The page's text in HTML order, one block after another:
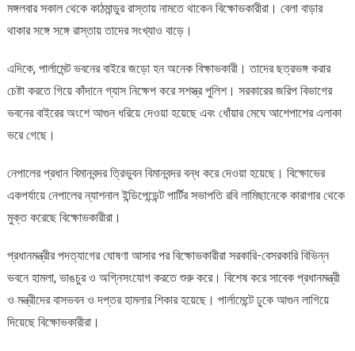
মঙ্গলবার সকাল থেকে কাঠমান্ডুর রাস্তায় নামতে থাকেন বিক্ষোভকারীরা। বেলা বাড়ার
থাকার সঙ্গে সঙ্গে রাস্তায় তাদের সংখ্যাও বাড়ে।
এদিকে, পার্লামেন্ট ভবনের বাইরে জড়ো হন অনেক বিক্ষাভকারী। তাদের ছত্রভঙ্গ করার
চেষ্টা করতে গিয়ে কাঁদানে গ্যাস নিক্ষেপ করে সশস্ত্র পুলিশ। সরকারের জরিপ বিভাগের
ভবনের বাইরের অংশে আগুন ধরিয়ে দেওয়া হয়েছে এবং ধোঁয়ার মেঘে আশেপাশের এলাকা
ভরে গেছে।
নেপালের প্রধান বিমানবন্দর ত্রিভুবন বিমানবন্দর বন্ধ করে দেওয়া হয়েছে। বিক্ষোভের
একপর্যায়ে নেপালের ন্যাশনাল ইন্ডিপেন্ডেন্ট পার্টির সভাপতি রবি লামিছানেকে কারাগার থেকে
মুক্ত করেছে বিক্ষোভকারীরা।
প্রধানমন্ত্রীর পদত্যাগের ঘোষণা আসার পর বিক্ষোভকারীরা সরকারি-বেসরকারি বিভিন্ন
ভবনে হামলা, ভাঙচুর ও অগ্নিসংযোগ করতে শুরু করে। বিশেষ করে সাবেক প্রধানমন্ত্রী
ও মন্ত্রীদের বাসভবন ও দপ্তর হামলার শিকার হয়েছে। পার্লামেন্টে ঢুকে আগুন লাগিয়ে
দিয়েছে বিক্ষোভকারীরা।